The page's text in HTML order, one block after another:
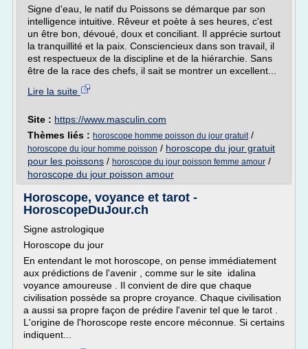
Signe d'eau, le natif du Poissons se démarque par son
intelligence intuitive. Rêveur et poète à ses heures, c'est
un être bon, dévoué, doux et conciliant. Il apprécie surtout
la tranquillité et la paix. Consciencieux dans son travail, il
est respectueux de la discipline et de la hiérarchie. Sans
être de la race des chefs, il sait se montrer un excellent...
Lire la suite
Site : https://www.masculin.com
Thèmes liés : horoscope homme poisson du jour gratuit/
horoscope du jour homme poisson / horoscope du jour gratuit
pour les poissons / horoscope du jour poisson femme amour /
horoscope du jour poisson amour
Horoscope, voyance et tarot -
HoroscopeDuJour.ch
Signe astrologique
Horoscope du jour
En entendant le mot horoscope, on pense immédiatement
aux prédictions de l'avenir , comme sur le site idalina
voyance amoureuse . Il convient de dire que chaque
civilisation possède sa propre croyance. Chaque civilisation
a aussi sa propre façon de prédire l'avenir tel que le tarot .
L'origine de l'horoscope reste encore méconnue. Si certains
indiquent...